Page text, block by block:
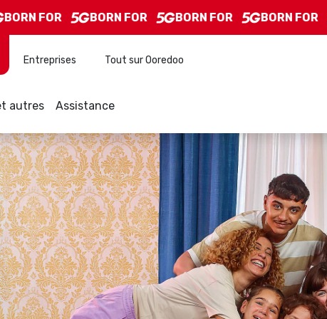
FOR BORN FOR BORN FOR BORN FOR
Entreprises Tout sur Ooredoo
autres Assistance